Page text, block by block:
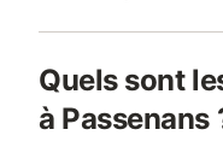
Quels sont
à Passenans